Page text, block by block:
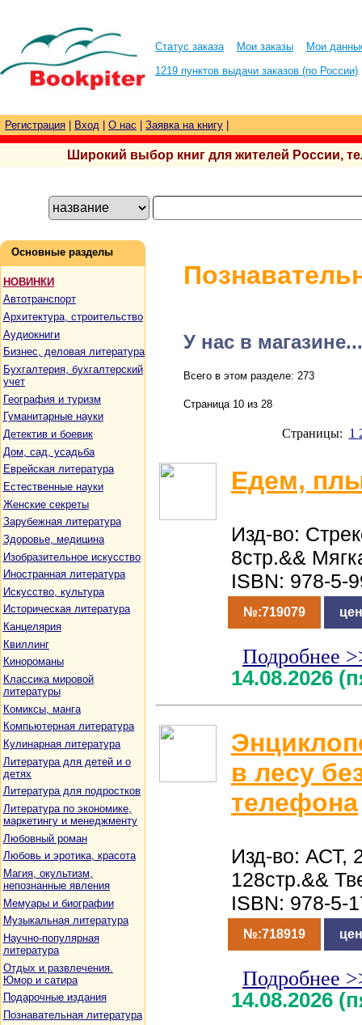
Статус заказа Мои заказы
Мои
1219 пунктов выдачи заказов (по России)
Регистрация Вход О нас Заявка на книгу
Широкий выбор книг для жителей России,
Основные разделы
НОВИНКИ
Автотранспорт
Архитектура, строительство
Аудиокниги
Бизнес, деловая литература
Бухгалтерия, бухгалтерский
учет
География и туризм
Гуманитарные науки
Детектив и боевик
Дом, сад, усадьба
Еврейская литература
Естественные науки
Женские секреты
Зарубежная литература
Здоровье, медицина
Изобразительное искусство
Иностранная литература
Искусство, культура
Историческая литература
Канцелярия
Квиллинг
Кинороманы
Классика мировой
литературы
Комиксы, манга
Компьютерная литература
Кулинарная литература
Литература для детей и о
детях
Литература для подростков
Литература по экономике,
маркетингу и менеджменту
Любовный роман
Любовь и эротика, красота
Магия, окультизм,
непознанные явления
Мемуары и биографии
Музыкальная литература
Научно-популярная
литература
Отдых и развлечения.
Юмор и сатира
Подарочные издания
Познавательная литература
У нас в магазине...
Всего в этом разделе: 273
Страница 10 из 28
Страницы: 1
Едем,
Изд-во:
8стр.&&
ISBN: 978-5-
№:719079
Подробнее
14.08.2026
в лесу
телефона
Изд-во: АСТ,
128стр.&&
ISBN: 978-5-
№:718919
Подробнее
14.08.2026